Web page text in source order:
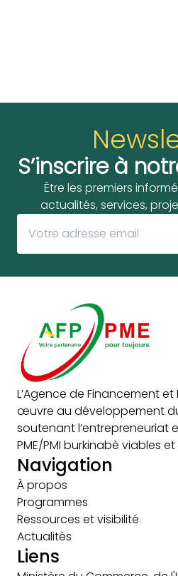
S’inscrire à
Être les premiers
actualités, services,
L’Agence de Financement et
œuvre au développement
soutenant l’entrepreneuriat
PME/PMI burkinabè viables
Navigation
À propos
Programmes
Ressources et visibilité
Actualités
Liens